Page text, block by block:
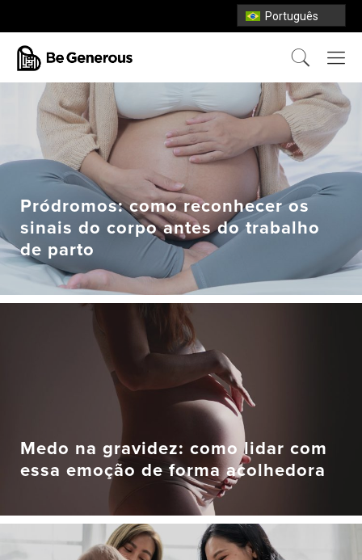
Português
Pródromos: como reconhecer os
sinais do corpo antes do trabalho
de parto
Medo na gravidez: como lidar com
essa emoção de forma acolhedora